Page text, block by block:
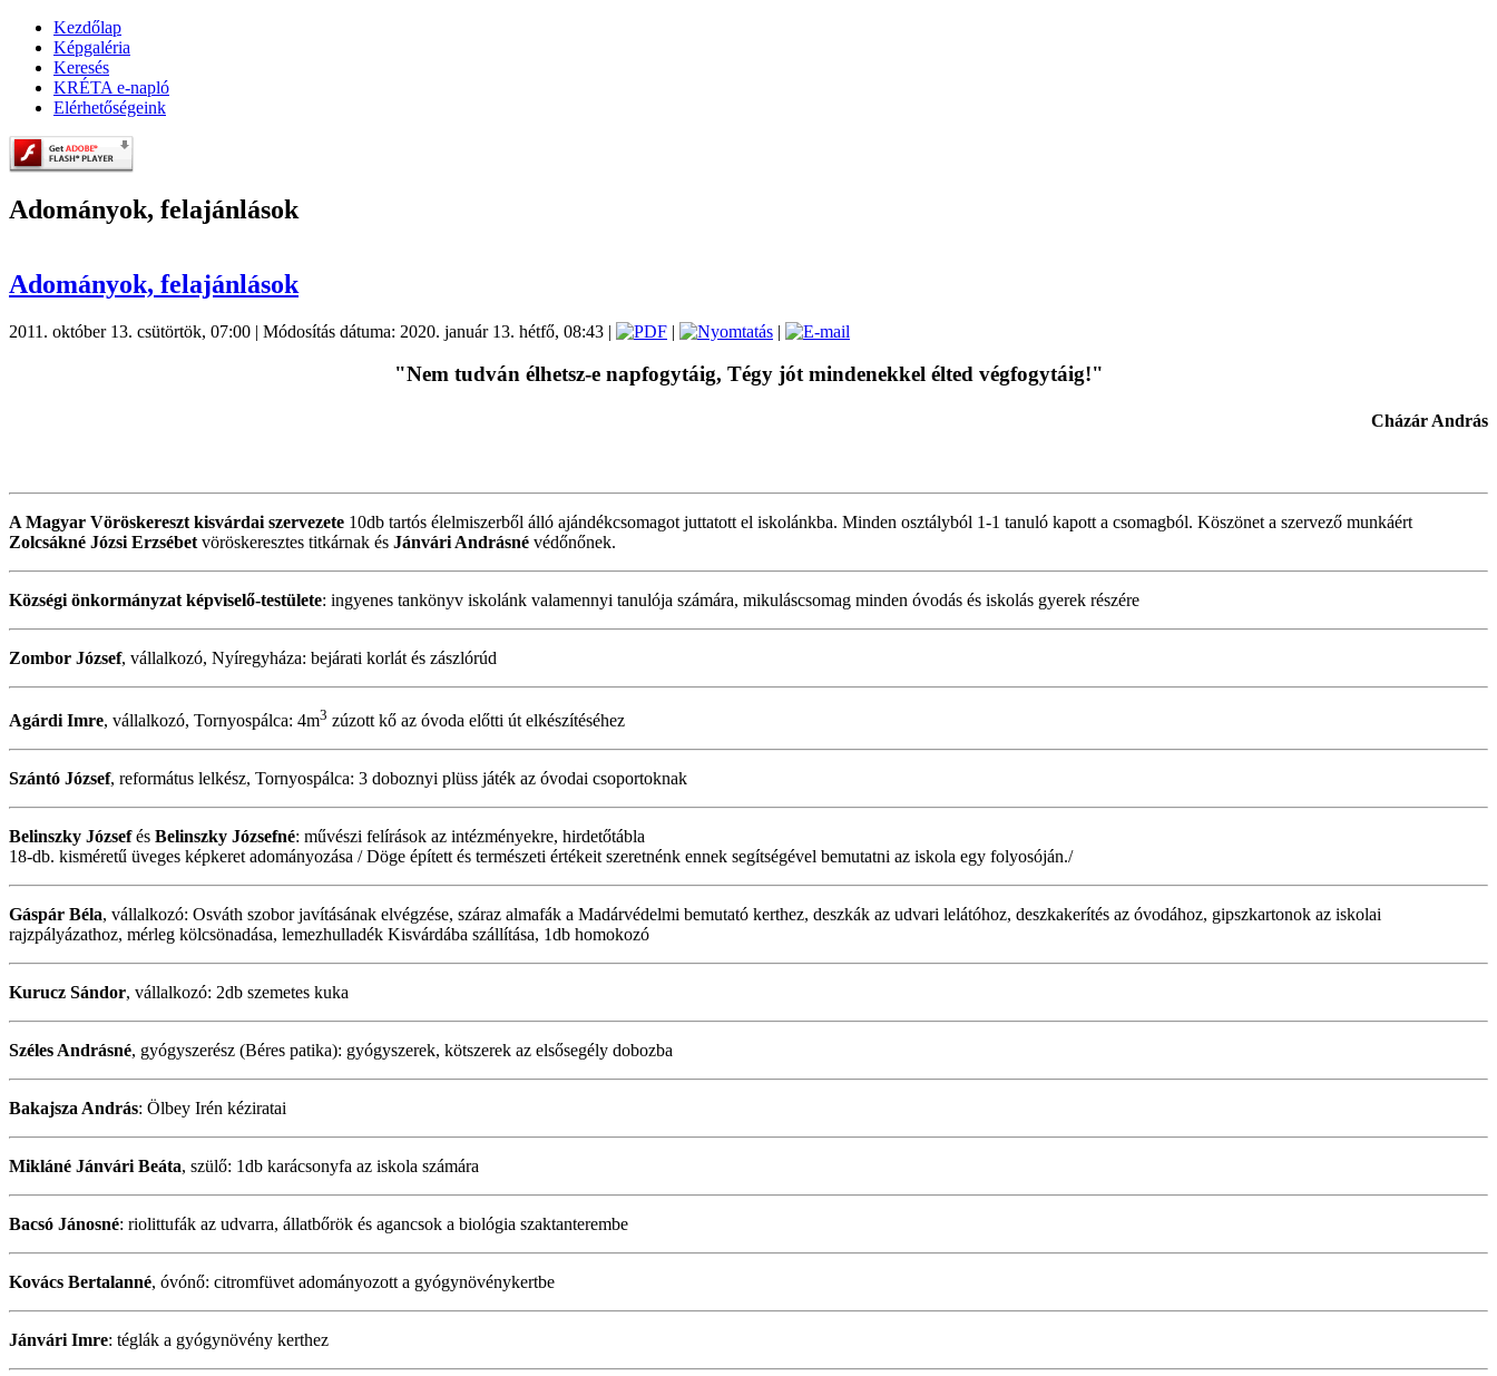
Kezdőlap
Képgaléria
Keresés
KRÉTA e-napló
Elérhetőségeink
Adományok, felajánlások
Adományok, felajánlások
2011. október 13. csütörtök, 07:00 | Módosítás dátuma: 2020. január 13. hétfő, 08:43 | | |
"Nem tudván élhetsz-e napfogytáig, Tégy jót mindenekkel élted végfogytáig!"
Cházár András
A Magyar Vöröskereszt kisvárdai szervezete 10db tartós élelmiszerből álló ajándékcsomagot juttatott el iskolánkba. Minden osztályból 1-1 tanuló kapott a csomagból. Köszönet a szervező munkáért
Zolcsákné Józsi Erzsébet vöröskeresztes titkárnak és Jánvári Andrásné védőnőnek.
Községi önkormányzat képviselő-testülete: ingyenes tankönyv iskolánk valamennyi tanulója számára, mikuláscsomag minden óvodás és iskolás gyerek részére
Zombor József, vállalkozó, Nyíregyháza: bejárati korlát és zászlórúd
Agárdi Imre, vállalkozó, Tornyospálca: 4m3 zúzott kő az óvoda előtti út elkészítéséhez
Szántó József, református lelkész, Tornyospálca: 3 doboznyi plüss játék az óvodai csoportoknak
Belinszky Józsefés Belinszky Józsefné: művészi felírások az intézményekre, hirdetőtábla
18-db. kisméretű üveges képkeret adományozása / Döge épített és természeti értékeit szeretnénk ennek segítségével bemutatni az iskola egy folyosóján./
Gáspár Béla, vállalkozó: Osváth szobor javításának elvégzése, száraz almafák a Madárvédelmi bemutató kerthez, deszkák az udvari lelátóhoz, deszkakerítés az óvodához, gipszkartonok az iskolai
rajzpályázathoz, mérleg kölcsönadása, lemezhulladék Kisvárdába szállítása, 1db homokozó
Kurucz Sándor, vállalkozó: 2db szemetes kuka
Széles Andrásné, gyógyszerész (Béres patika): gyógyszerek, kötszerek az elsősegély dobozba
Bakajsza András: Ölbey Irén kéziratai
Mikláné Jánvári Beáta, szülő: 1db karácsonyfa az iskola számára
Bacsó Jánosné: riolittufák az udvarra, állatbőrök és agancsok a biológia szaktanterembe
Kovács Bertalanné, óvónő: citromfüvet adományozott a gyógynövénykertbe
Jánvári Imre: téglák a gyógynövény kerthez